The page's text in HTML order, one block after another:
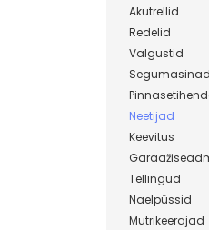
Akutrellid
Redelid
Valgustid
Segumasinad
Neetijad
Keevitus
Tellingud
Naelpüssid
Mutrikeerajad